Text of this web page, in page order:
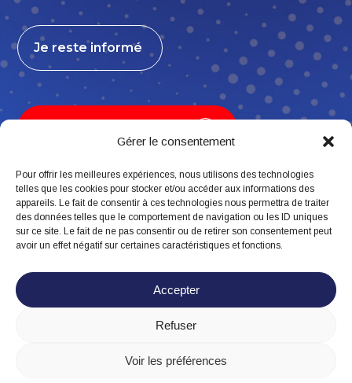
Gérer le consentement
Pour offrir les meilleures expériences, nous utilisons des technologies
telles que les cookies pour stocker et/ou accéder aux informations des
appareils. Le fait de consentir à ces technologies nous permettra de traiter
des données telles que le comportement de navigation ou les ID uniques
sur ce site. Le fait de ne pas consentir ou de retirer son consentement peut
avoir un effet négatif sur certaines caractéristiques et fonctions.
Accepter
Refuser
Voir les préférences
Je reste informé
Suivez-nous